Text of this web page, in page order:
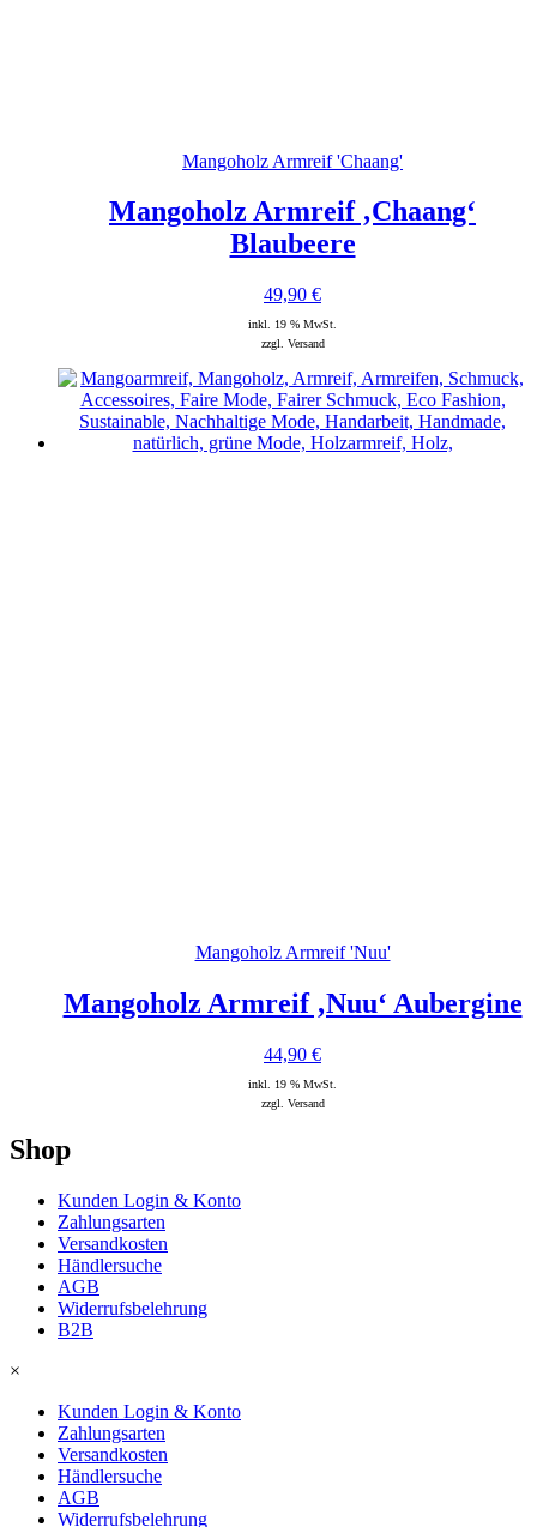
Mangoholz Armreif 'Chaang'
Mangoholz Armreif ‚Chaang‘
Blaubeere
49,90 €
inkl. 19 % MwSt.
zzgl. Versand
Mangoholz Armreif 'Nuu'
Mangoholz Armreif ‚Nuu‘ Aubergine
44,90 €
inkl. 19 % MwSt.
zzgl. Versand
Shop
Kunden Login & Konto
Zahlungsarten
Versandkosten
Händlersuche
AGB
Widerrufsbelehrung
B2B
×
Kunden Login & Konto
Zahlungsarten
Versandkosten
Händlersuche
AGB
Widerrufsbelehrung